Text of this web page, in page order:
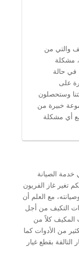
والتي من
مشكلة
في حالة
على
وستحصلون
خبيرة من
مع أي مشكلة
خدمة الصيانة
تغير غاز الفريون
مع العلم أن
التكيف من أجل
المكيف كلاً من
من الأدوات كما
بقطع غيار